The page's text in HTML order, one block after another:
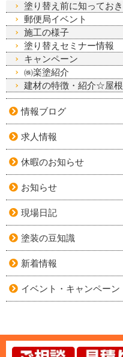
塗り替え前に知ってお
郵便局イベント
施工の様子
塗り替えセミナー情報
キャンペーン
㈱楽塗紹介
建材の特徴・紹介☆屋
情報ブログ
求人情報
休暇のお知らせ
お知らせ
現場日記
塗装の豆知識
新着情報
イベント・キャンペーン